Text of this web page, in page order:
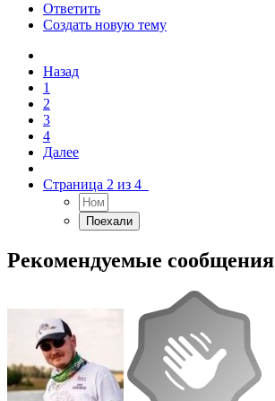
Ответить
Создать новую тему
Назад
1
2
3
4
Далее
Страница 2 из 4
Рекомендуемые сообщения